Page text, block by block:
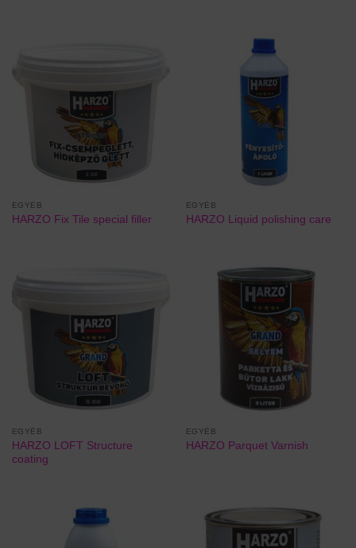
EGYÉB
HARZO Fix Tile special filler
EGYÉB
HARZO Liquid polishing care
EGYÉB
HARZO LOFT Structure
coating
EGYÉB
HARZO Parquet Varnish